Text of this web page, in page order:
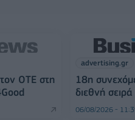
ΟΤΕ στη
advertising.gr
18η
διεθνή
06/08/2026 -